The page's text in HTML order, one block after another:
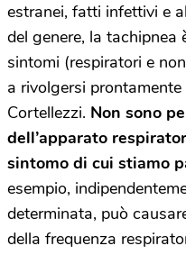
estranei, fatti infettivi e
del genere, la
sintomi (respiratori e
a rivolgersi
Cortellezzi. Non sono
dell’apparato
sintomo di cui stiamo
esempio,
determinata, può
della frequenza